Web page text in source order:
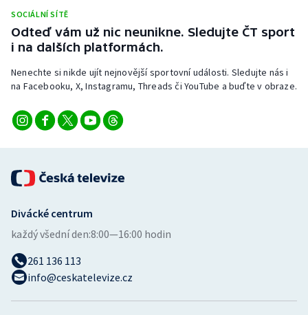
SOCIÁLNÍ SÍTĚ
Odteď vám už nic neunikne. Sledujte ČT sport
i na dalších platformách.
Nenechte si nikde ujít nejnovější sportovní události. Sledujte nás i
na Facebooku, X, Instagramu, Threads či YouTube a buďte v obraze.
Divácké centrum
každý všední den:8:00—16:00 hodin
261 136 113
info@ceskatelevize.cz